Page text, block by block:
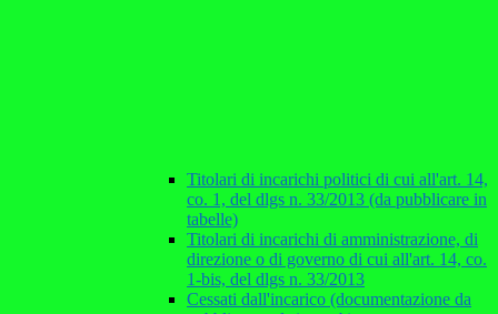
Titolari di incarichi politici di cui all'art. 14,
co. 1, del dlgs n. 33/2013 (da pubblicare in
tabelle)
Titolari di incarichi di amministrazione, di
direzione o di governo di cui all'art. 14, co.
1-bis, del dlgs n. 33/2013
Cessati dall'incarico (documentazione da